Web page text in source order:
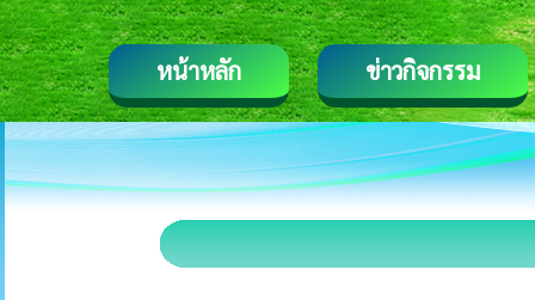
หน้าหลัก ข่าวกิจกรรม